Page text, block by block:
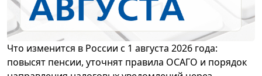
Что изменится в России с 1 августа 2026 года:
повысят пенсии, уточнят правила ОСАГО и порядок